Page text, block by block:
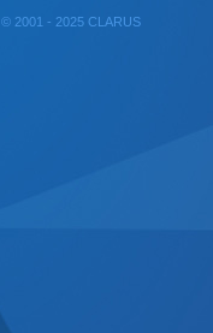
© 2001 - 2025 CLARUS